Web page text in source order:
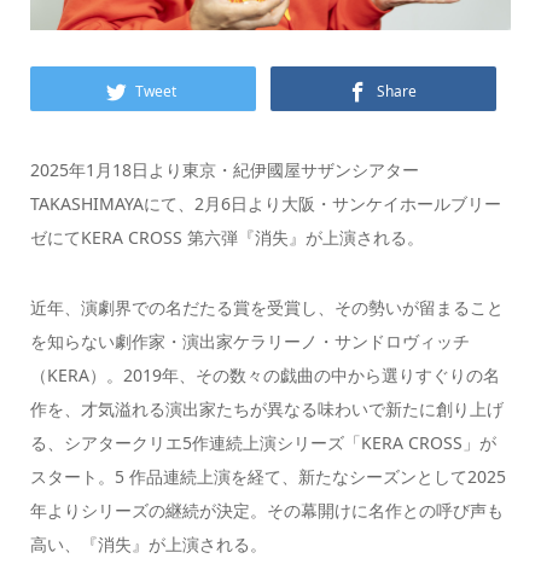
Tweet Share
2025年1月18日より東京・紀伊國屋サザンシアター
TAKASHIMAYAにて、2月6日より大阪・サンケイホールブリー
ゼにてKERA CROSS 第六弾『消失』が上演される。
近年、演劇界での名だたる賞を受賞し、その勢いが留まること
を知らない劇作家・演出家ケラリーノ・サンドロヴィッチ
（KERA）。2019年、その数々の戯曲の中から選りすぐりの名
作を、才気溢れる演出家たちが異なる味わいで新たに創り上げ
る、シアタークリエ5作連続上演シリーズ「KERA CROSS」が
スタート。5 作品連続上演を経て、新たなシーズンとして2025
年よりシリーズの継続が決定。その幕開けに名作との呼び声も
高い、『消失』が上演される。